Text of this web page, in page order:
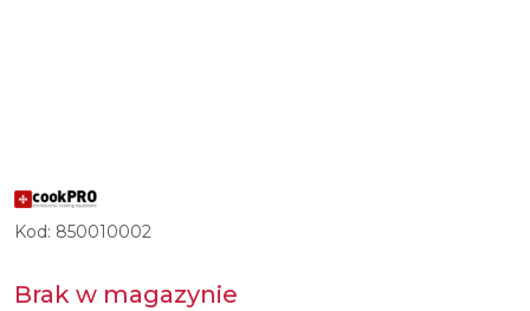
LOGO
POLSKIEGO
DOSTAWCY
URZĄDZEŃ
Kod: 850010002
Brak w magazynie